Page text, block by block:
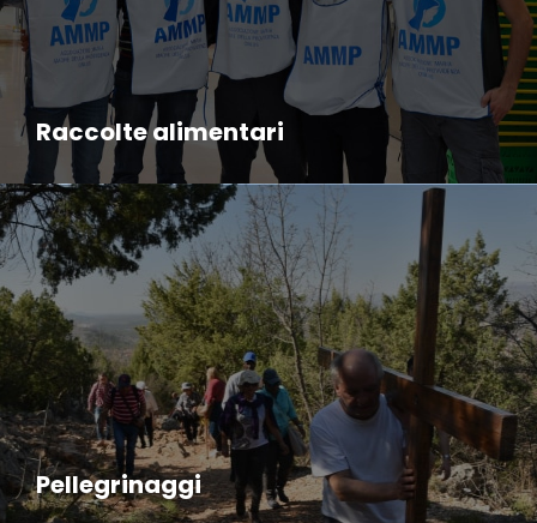
Raccolte alimentari
Pellegrinaggi